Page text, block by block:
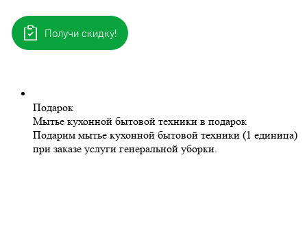
Подарок
Мытье кухонной бытовой техники в подарок
Подарим мытье кухонной бытовой техники (1 единица)
при заказе услуги генеральной уборки.
Получи скидку!